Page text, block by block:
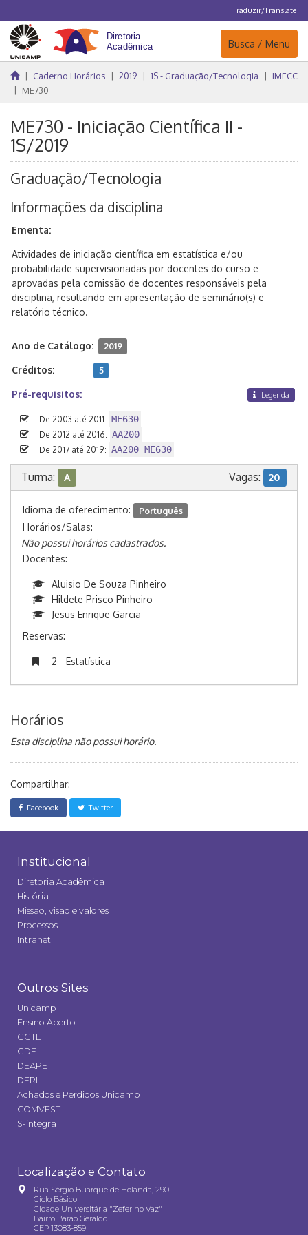
Traduzir/Translate
Navegação
Busca / Menu
Caderno Horários 2019 1S - Graduação/Tecnologia
IMECC
ME730
ME730 - Iniciação Científica II -
1S/2019
Graduação/Tecnologia
Informações da disciplina
Ementa:
Atividades de iniciação científica em estatística e/ou
probabilidade supervisionadas por docentes do curso e
aprovadas pela comissão de docentes responsáveis pela
disciplina, resultando em apresentação de seminário(s) e
relatório técnico.
Ano de Catálogo: 2019
Créditos: 5
Pré-requisitos: Legenda
De 2003 até 2011: ME630
De 2012 até 2016: AA200
De 2017 até 2019: AA200 ME630
Turma: A Vagas: 20
Idioma de oferecimento: Português
Horários/Salas:
Não possui horários cadastrados.
Docentes:
Aluisio De Souza Pinheiro
Hildete Prisco Pinheiro
Jesus Enrique Garcia
Reservas:
2 - Estatística
Horários
Esta disciplina não possui horário.
Compartilhar:
Facebook Twitter
Institucional
Diretoria Acadêmica
História
Missão, visão e valores
Processos
Intranet
Outros Sites
Unicamp
Ensino Aberto
GGTE
GDE
DEAPE
DERI
Achados e Perdidos Unicamp
COMVEST
S-integra
Localização e Contato
Rua Sérgio Buarque de Holanda, 290
Ciclo Básico II
Cidade Universitária "Zeferino Vaz"
Bairro Barão Geraldo
CEP 13083-859